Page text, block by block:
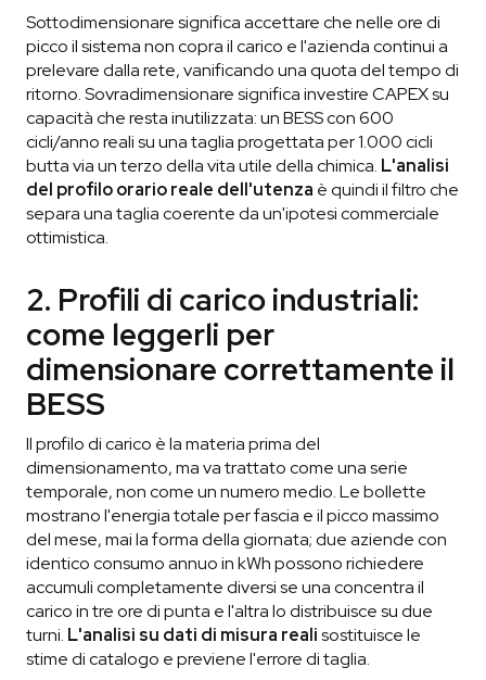
Sottodimensionare significa accettare che nelle ore di
picco il sistema non copra il carico e l'azienda continui a
prelevare dalla rete, vanificando una quota del tempo di
ritorno. Sovradimensionare significa investire CAPEX su
capacità che resta inutilizzata: un BESS con 600
cicli/anno reali su una taglia progettata per 1.000 cicli
butta via un terzo della vita utile della chimica. L'analisi
del profilo orario reale dell'utenza è quindi il filtro che
separa una taglia coerente da un'ipotesi commerciale
ottimistica.
2. Profili di carico industriali:
come leggerli per
dimensionare correttamente il
BESS
Il profilo di carico è la materia prima del
dimensionamento, ma va trattato come una serie
temporale, non come un numero medio. Le bollette
mostrano l'energia totale per fascia e il picco massimo
del mese, mai la forma della giornata; due aziende con
identico consumo annuo in kWh possono richiedere
accumuli completamente diversi se una concentra il
carico in tre ore di punta e l'altra lo distribuisce su due
turni. L'analisi su dati di misura realisostituisce le
stime di catalogo e previene l'errore di taglia.